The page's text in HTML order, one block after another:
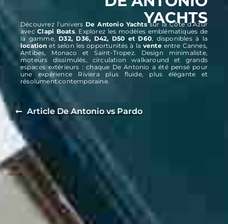
YACHTS
Découvrez l’univers De Antonio Yachtssur la Côte d’Azur
avecClapi Boats. Explorez les modèles emblématiques de
la gamme, D32, D36, D42, D50 et D60, disponibles à la
location et selon les opportunités à la venteentre Cannes,
Antibes, Monaco et Saint-Tropez. Design minimaliste,
moteurs dissimulés, circulation walkaround et grands
espaces extérieurs : chaque De Antonio a été pensé pour
une expérience Riviera plus fluide, plus élégante et
résolument contemporaine.
Article De Antonio vs Pardo